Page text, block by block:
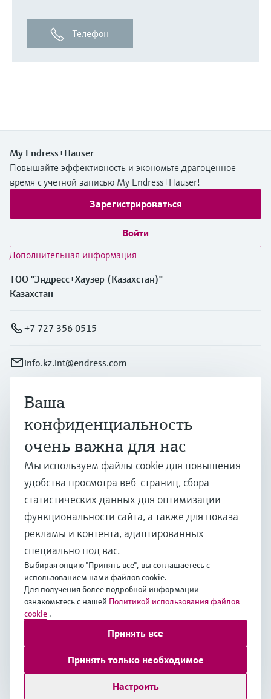
Телефон
My Endress+Hauser
Повышайте эффективность и экономьте драгоценное
время с учетной записью My Endress+Hauser!
Зарегистрироваться
Войти
Дополнительная информация
ТОО "Эндресс+Хаузер (Казахстан)"
Казахстан
+7 727 356 0515
info.kz.int@endress.com
Продукты и услуги
Отрасли
Поддержка
Компания
CAS•Русский
Copyright © Endress+Hauser Group Services AG
Data Protection
Юридические условия Endress+Hauser International
Ваша
конфиденциальность
очень важна для нас
Мы используем файлы cookie для повышения
удобства просмотра веб-страниц, сбора
статистических данных для оптимизации
функциональности сайта, а также для показа
рекламы и контента, адаптированных
специально под вас.
Выбирая опцию "Принять все", вы соглашаетесь с
использованием нами файлов cookie.
Для получения более подробной информации
ознакомьтесь с нашей Политикой использования файлов
cookie .
Настроить
Принять только необходимое
Принять все